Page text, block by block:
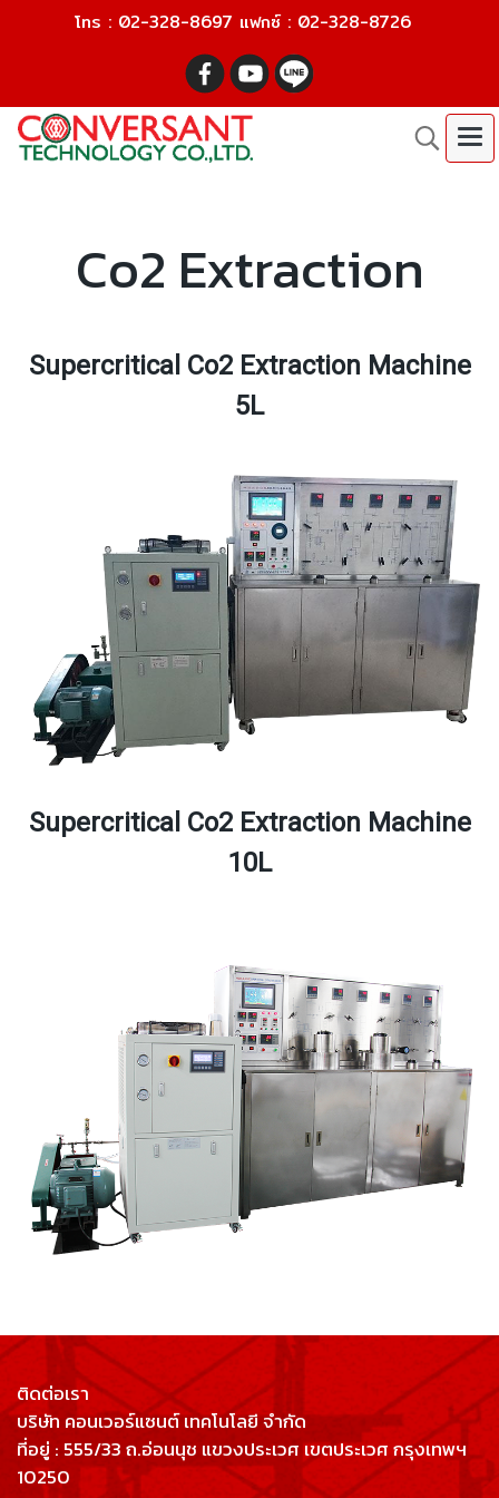
โทร : 02-328-8697 แฟกซ์ : 02-328-8726
Co2 Extraction
Supercritical Co2 Extraction Machine
5L
Supercritical Co2 Extraction Machine
10L
ติดต่อเรา
บริษัท คอนเวอร์แซนต์ เทคโนโลยี จำกัด
ที่อยู่ : 555/33 ถ.อ่อนนุช แขวงประเวศ เขตประเวศ กรุงเทพฯ
10250